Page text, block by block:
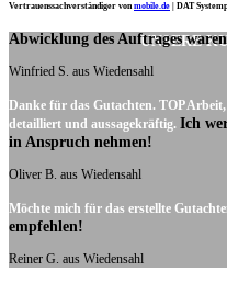
Vertrauenssachverständiger vonmobile.de DAT
UNSERE
Abwicklung des Auftrages
Winfried S. aus Wiedensahl
Danke für das Gutachten. TOP
detailliert und aussagekräftig. Ich
in Anspruch nehmen!
Oliver B. aus Wiedensahl
Möchte mich für das erstellte
empfehlen!
Reiner G. aus Wiedensahl